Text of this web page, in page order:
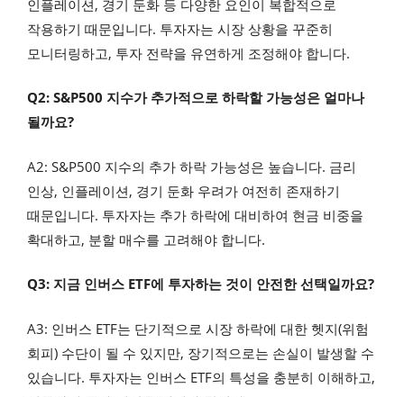
인플레이션, 경기 둔화 등 다양한 요인이 복합적으로
작용하기 때문입니다. 투자자는 시장 상황을 꾸준히
모니터링하고, 투자 전략을 유연하게 조정해야 합니다.
Q2: S&P500 지수가 추가적으로 하락할 가능성은 얼마나
될까요?
A2: S&P500 지수의 추가 하락 가능성은 높습니다. 금리
인상, 인플레이션, 경기 둔화 우려가 여전히 존재하기
때문입니다. 투자자는 추가 하락에 대비하여 현금 비중을
확대하고, 분할 매수를 고려해야 합니다.
Q3: 지금 인버스 ETF에 투자하는 것이 안전한 선택일까요?
A3: 인버스 ETF는 단기적으로 시장 하락에 대한 헷지(위험
회피) 수단이 될 수 있지만, 장기적으로는 손실이 발생할 수
있습니다. 투자자는 인버스 ETF의 특성을 충분히 이해하고,